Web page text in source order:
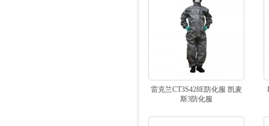
雷克兰CT3S428E防化服 凯麦
斯3防化服